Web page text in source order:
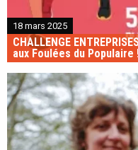
18 mars 2025
CHALLENGE
aux Foulées du Populaire